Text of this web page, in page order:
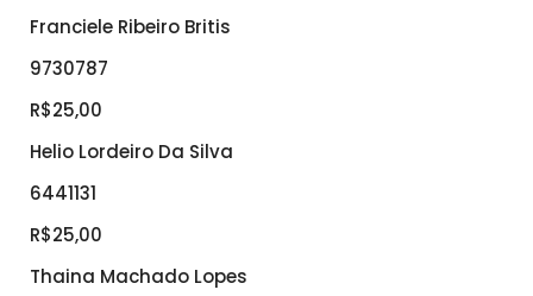
Franciele Ribeiro Britis
9730787
R$25,00
Helio Lordeiro Da Silva
6441131
R$25,00
Thaina Machado Lopes